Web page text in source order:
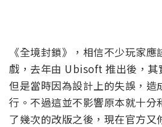
《全境封鎖》，相信不少玩家
戲，去年由 Ubisoft 推出後，其
但是當時因為設計上的失誤，造
行。不過這並不影響原本就十分
了幾次的改版之後，現在官方又